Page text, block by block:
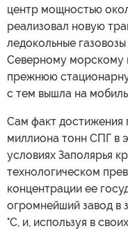
центр мощностью
реализовал новую
ледокольные
Северному морскому
прежнюю
с тем вышла на
Сам факт достижения
миллиона тонн СПГ в
условиях Заполярья
технологическом
концентрации ее
огромнейший завод в
°C, и, используя в